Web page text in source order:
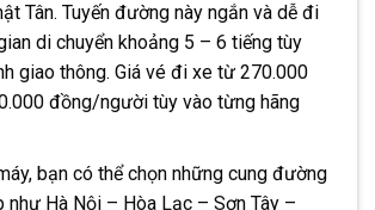
Tân. Tuyến đường này ngắn và dễ đi
di chuyển khoảng 5 – 6 tiếng tùy
giao thông. Giá vé đi xe từ 270.000
đồng/người tùy vào từng hãng
bạn có thể chọn những cung đường
như Hà Nội – Hòa Lạc – Sơn Tây –